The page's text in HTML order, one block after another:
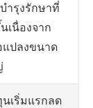
ำรุงรักษาที่
เนื่องจาก
ปลงขนาด
เริ่มแรกลด